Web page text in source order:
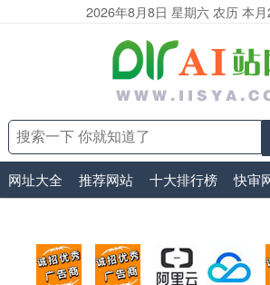
2026年8月8日 星期六 农历 本
网址大全 推荐网站 十大排行榜 快审
顶部广告位1
广告位招商_广告位待售
顶部广告位2
广告位招商_广告位
阿里云
打折活动